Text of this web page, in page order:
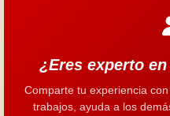
¿Eres experto
Comparte tu experiencia
trabajos, ayuda a los